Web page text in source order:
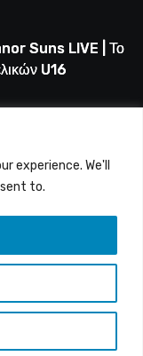
experience. We'll
to.
Suns LIVE | Το
U16
ΕΝΑΔ vs
| Production of